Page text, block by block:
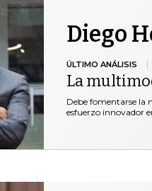
Diego
ÚLTIMO ANÁLISIS
La
Debe fomentarse la
esfuerzo innovador